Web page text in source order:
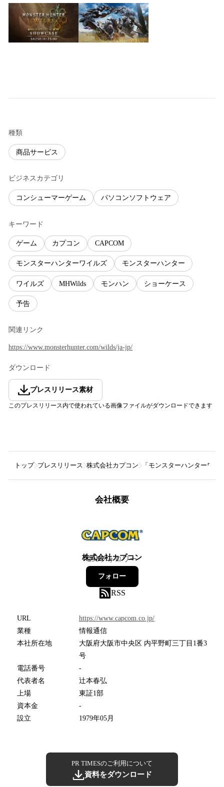
種類
商品サービス
ビジネスカテゴリ
コンシューマーゲーム パソコンソフトウェア
キーワード
ゲーム カプコン CAPCOM
モンスターハンターワイルズ モンスターハンター
ワイルズ MHWilds モンハン ショーケース
予告
関連リンク
https://www.monsterhunter.com/wilds/ja-jp/
ダウンロード
プレスリリース素材
このプレスリリース内で使われている画像ファイルがダウンロードできます
トップ プレスリリース 株式会社カプコン 「モンスターハンターワ
会社概要
株式会社カプコン
295フォロワー
フォロー
RSS
URL
https://www.capcom.co.jp/
業種
情報通信
本社所在地
大阪府大阪市中央区 内平野町三丁目1番3
号
電話番号
-
代表者名
辻本春弘
上場
東証1部
資本金
-
設立
1979年05月
PR TIMESのご利用について
資料をダウンロード